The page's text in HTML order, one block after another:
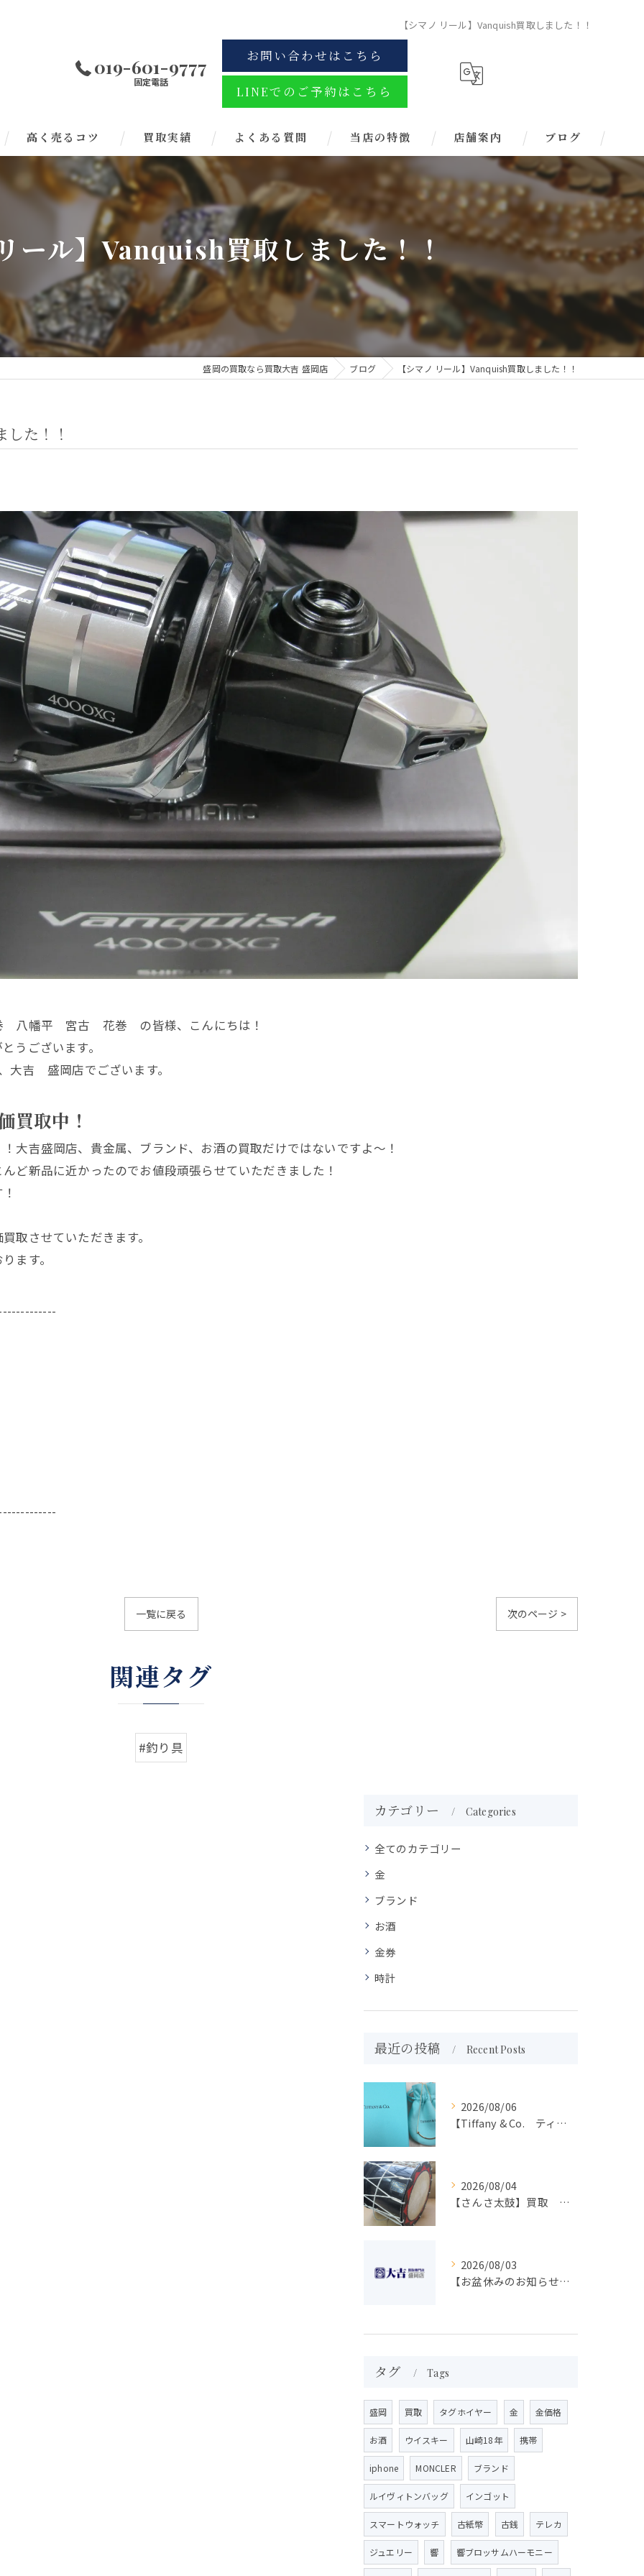
【シマノ リール】Vanquish買取しました！！
019-601-9777
固定電話
お問い合わせはこちら
LINEでのご予約はこちら
高く売るコツ 買取実績 よくある質問 当店の特徴
ブランド
お酒
金券
時計
店舗案内 ブログ
ール】Vanquish買取しました！！
盛岡の買取なら買取大吉 盛岡店 ブログ 【シマノ リール】Vanquish買取しました！！
した！！
幡平 宮古 花巻 の皆様、こんにちは！
うございます。
大吉 盛岡店でございます。
取中！
大吉盛岡店、貴金属、ブランド、お酒の買取だけではないですよ～！
ど新品に近かったのでお値段頑張らせていただきました！
取させていただきます。
ます。
一覧に戻る 次のページ >
関連タグ
#釣り具
カテゴリー Categories
全てのカテゴリー
金
ブランド
お酒
金券
時計
最近の投稿 Recent Posts
2026/08/06
【Tiffany & Co. ティファニー】買取 大吉盛岡店 アクセサリー買取しました！！
2026/08/04
【さんさ太鼓】買取 大吉盛岡店 楽器 買取します！！
2026/08/03
【お盆休みのお知らせ】買取専門 大吉 盛岡店
タグ Tags
盛岡 買取 タグホイヤー 金 金価格
お酒 ウイスキー 山崎18年 携帯
iphone MONCLER ブランド
ルイヴィトンバッグ インゴット
スマートウォッチ 古紙幣 古銭 テレカ
ジュエリー 響 響ブロッサムハーモニー